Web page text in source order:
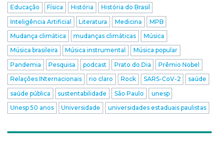
Educação
Física História
História do Brasil
Inteligência Artificial
Literatura Medicina
MPB
Mudança climática
mudanças climáticas
Música
Música brasileira
Música instrumental
Música popular
Pandemia
Pesquisa podcast Prato do Dia
Prêmio Nobel
Relações INternacionais
rio claro Rock SARS-CoV-2
saúde
saúde pública
sustentabilidade São Paulo
unesp
Unesp 50 anos
Universidade universidades estaduais paulistas